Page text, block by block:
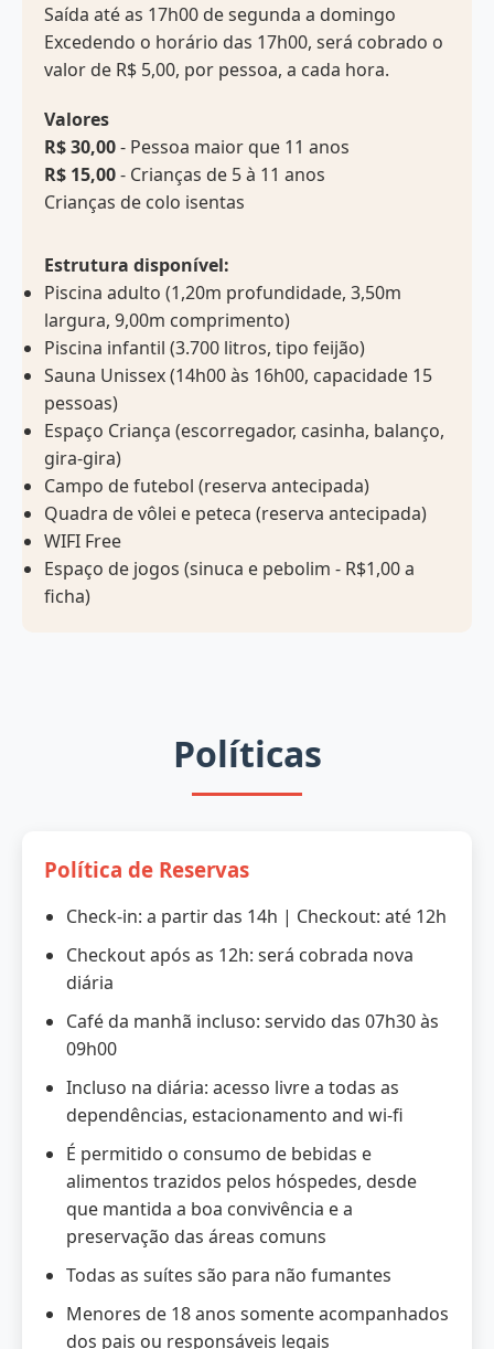
Saída até as 17h00 de segunda a domingo
Excedendo o horário das 17h00, será cobrado o
valor de R$ 5,00, por pessoa, a cada hora.
Valores
R$ 30,00- Pessoa maior que 11 anos
R$ 15,00- Crianças de 5 à 11 anos
Crianças de colo isentas
Estrutura disponível:
Piscina adulto (1,20m profundidade, 3,50m
largura, 9,00m comprimento)
Piscina infantil (3.700 litros, tipo feijão)
Sauna Unissex (14h00 às 16h00, capacidade 15
pessoas)
Espaço Criança (escorregador, casinha, balanço,
gira-gira)
Campo de futebol (reserva antecipada)
Quadra de vôlei e peteca (reserva antecipada)
WIFI Free
Espaço de jogos (sinuca e pebolim - R$1,00 a
ficha)
Políticas
Política de Reservas
Check-in: a partir das 14h | Checkout: até 12h
Checkout após as 12h: será cobrada nova
diária
Café da manhã incluso: servido das 07h30 às
09h00
Incluso na diária: acesso livre a todas as
dependências, estacionamento and wi-fi
É permitido o consumo de bebidas e
alimentos trazidos pelos hóspedes, desde
que mantida a boa convivência e a
preservação das áreas comuns
Todas as suítes são para não fumantes
Menores de 18 anos somente acompanhados
dos pais ou responsáveis legais